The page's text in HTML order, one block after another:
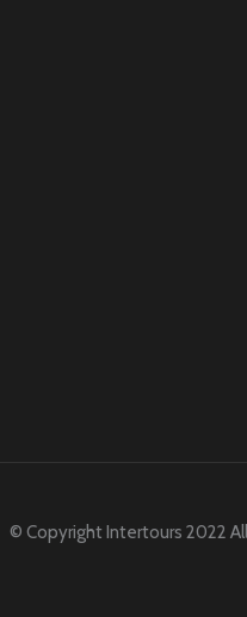
© Copyright Intertours 2022